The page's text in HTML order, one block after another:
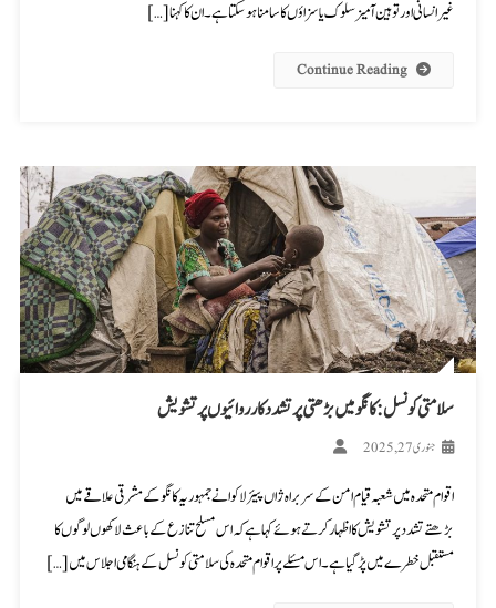
غیرانسانی اور توہین آمیز سلوک یا سزاؤں کا سامنا ہو سکتا ہے۔ ان کا کہنا […]
Continue Reading
سلامتی کونسل: کانگو میں بڑھتی پرتشدد کارروائیوں پر تشویش
جنوری 27, 2025
اقوام متحدہ میں شعبہ قیام امن کے سربراہ ژاں پیئر لاکوا نے جمہوریہ کانگو کے مشرقی علاقے میں
بڑھتے تشدد پر تشویش کا اظہار کرتے ہوئے کہا ہے کہ اس مسلح تنازع کے باعث لاکھوں لوگوں کا
مستقبل خطرے میں پڑ گیا ہے۔ اس مسئلے پر اقوام متحدہ کی سلامتی کونسل کے ہنگامی اجلاس میں […]